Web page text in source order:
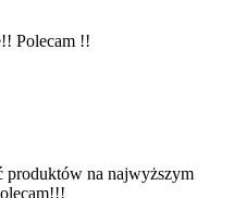
Polecam !!
produktów na najwyższym